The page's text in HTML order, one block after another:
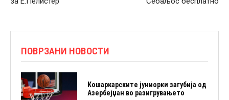
ПОВРЗАНИ НОВОСТИ
Кошаркарските јуниорки загубија од
Азербејџан во разигрувањето